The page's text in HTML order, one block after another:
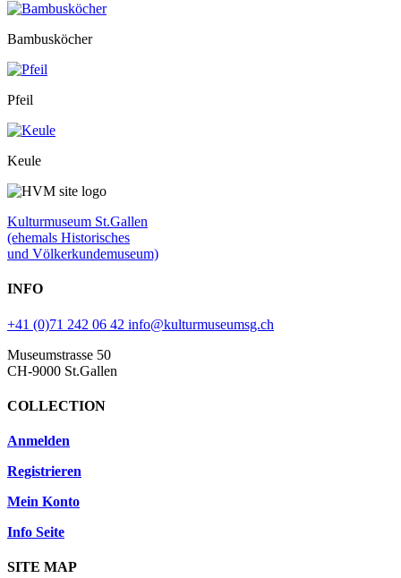
Bambusköcher
Pfeil
Keule
Kulturmuseum St.Gallen
(ehemals Historisches
und Völkerkundemuseum)
INFO
+41 (0)71 242 06 42 info@kulturmuseumsg.ch
Museumstrasse 50
CH-9000 St.Gallen
COLLECTION
Anmelden
Registrieren
Mein Konto
Info Seite
SITE MAP